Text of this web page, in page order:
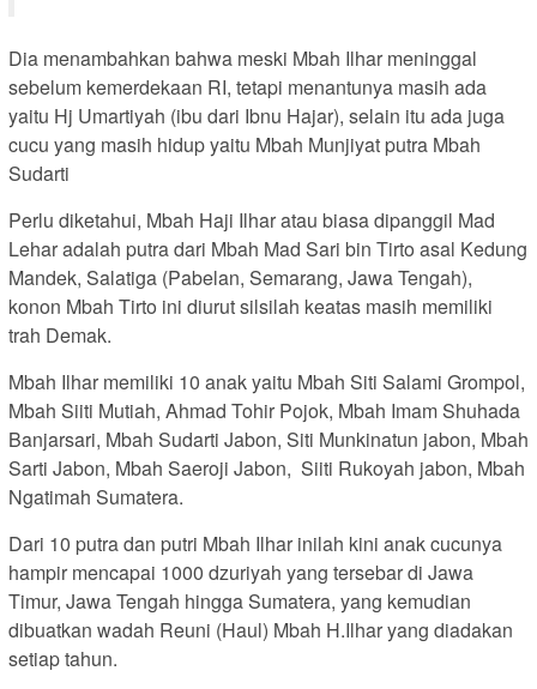
Dia menambahkan bahwa meski Mbah Ilhar meninggal
sebelum kemerdekaan RI, tetapi menantunya masih ada
yaitu Hj Umartiyah (ibu dari Ibnu Hajar), selain itu ada juga
cucu yang masih hidup yaitu Mbah Munjiyat putra Mbah
Sudarti
Perlu diketahui, Mbah Haji Ilhar atau biasa dipanggil Mad
Lehar adalah putra dari Mbah Mad Sari bin Tirto asal Kedung
Mandek, Salatiga (Pabelan, Semarang, Jawa Tengah),
konon Mbah Tirto ini diurut silsilah keatas masih memiliki
trah Demak.
Mbah Ilhar memiliki 10 anak yaitu Mbah Siti Salami Grompol,
Mbah Siiti Mutiah, Ahmad Tohir Pojok, Mbah Imam Shuhada
Banjarsari, Mbah Sudarti Jabon, Siti Munkinatun jabon, Mbah
Sarti Jabon, Mbah Saeroji Jabon, Siiti Rukoyah jabon, Mbah
Ngatimah Sumatera.
Dari 10 putra dan putri Mbah Ilhar inilah kini anak cucunya
hampir mencapai 1000 dzuriyah yang tersebar di Jawa
Timur, Jawa Tengah hingga Sumatera, yang kemudian
dibuatkan wadah Reuni (Haul) Mbah H.Ilhar yang diadakan
setiap tahun.